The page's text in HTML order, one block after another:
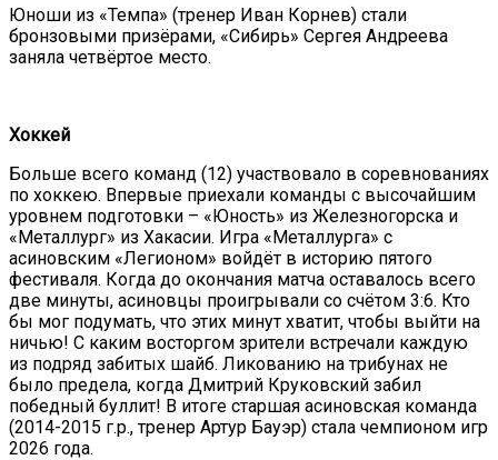
Юноши из «Темпа» (тренер Иван Корнев) стали
бронзовыми призёрами, «Сибирь» Сергея Андреева
заняла четвёртое место.
Хоккей
Больше всего команд (12) участвовало в соревнованиях
по хоккею. Впервые приехали команды с высочайшим
уровнем подготовки – «Юность» из Железногорска и
«Металлург» из Хакасии. Игра «Металлурга» с
асиновским «Легионом» войдёт в историю пятого
фестиваля. Когда до окончания матча оставалось всего
две минуты, асиновцы проигрывали со счётом 3:6. Кто
бы мог подумать, что этих минут хватит, чтобы выйти на
ничью! С каким восторгом зрители встречали каждую
из подряд забитых шайб. Ликованию на трибунах не
было предела, когда Дмитрий Круковский забил
победный буллит! В итоге старшая асиновская команда
(2014-2015 г.р., тренер Артур Бауэр) стала чемпионом игр
2026 года.